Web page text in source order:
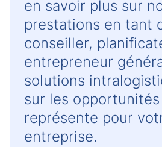
en savoir plus sur
prestations en tant
conseiller,
entrepreneur
solutions
sur les
représente pour
entreprise.